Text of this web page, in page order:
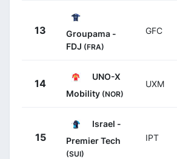
13
Groupama -
FDJ (FRA)
GFC
14
UNO-X
Mobility (NOR)
UXM
15
Israel -
Premier Tech
(SUI)
IPT